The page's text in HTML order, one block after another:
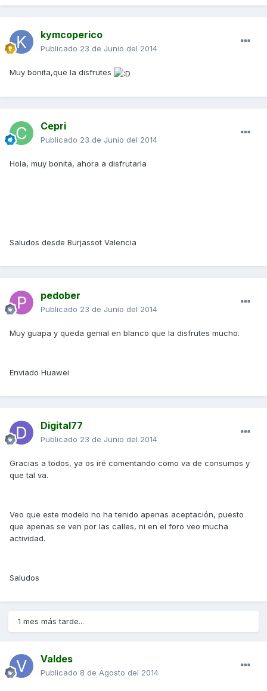
kymcoperico
Publicado 23 de Junio del 2014
Muy bonita,que la disfrutes
Cepri
Publicado 23 de Junio del 2014
Hola, muy bonita, ahora a disfrutarla
Saludos desde Burjassot Valencia
pedober
Publicado 23 de Junio del 2014
Muy guapa y queda genial en blanco que la disfrutes mucho.
Enviado Huawei
Digital77
Publicado 23 de Junio del 2014
Gracias a todos, ya os iré comentando como va de consumos y
que tal va.
Veo que este modelo no ha tenido apenas aceptación, puesto
que apenas se ven por las calles, ni en el foro veo mucha
actividad.
Saludos
1 mes más tarde...
Valdes
Publicado 8 de Agosto del 2014